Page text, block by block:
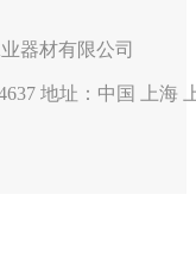
器材有限公司
地址：中国 上海